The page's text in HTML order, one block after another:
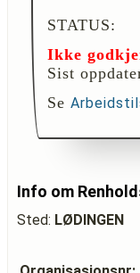
STATUS:
Ikke
Sist
Se
Info om
Sted: LØDINGEN